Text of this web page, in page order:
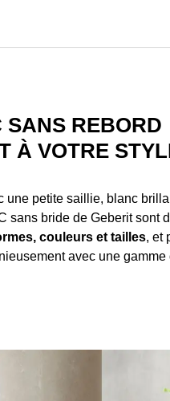
SANS REBORD
À VOTRE
une petite saillie, blanc
sans bride de Geberit sont
couleurs et tailles, et
avec une gamme